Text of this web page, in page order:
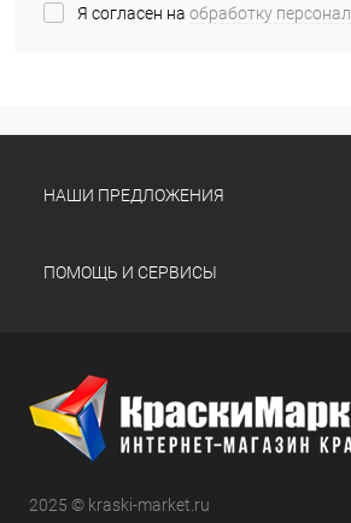
Я согласен на обработку
НАШИ ПРЕДЛОЖЕНИЯ
ПОМОЩЬ И СЕРВИСЫ
2025 © kraski-market.ru